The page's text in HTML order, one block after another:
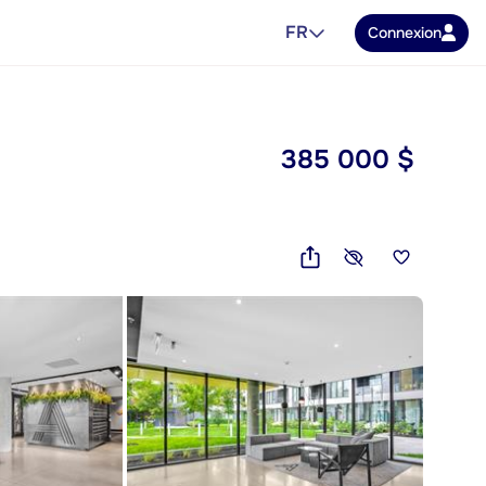
FR Connexion
385 000 $